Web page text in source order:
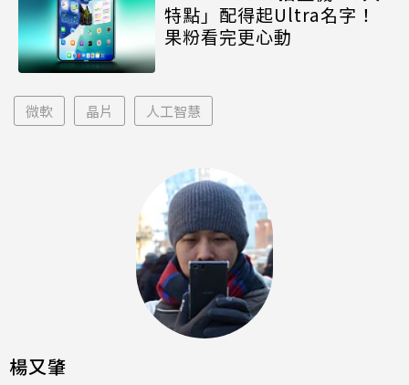
特點」配得起Ultra名字！
果粉看完更心動
微軟 晶片 人工智慧
楊又肇